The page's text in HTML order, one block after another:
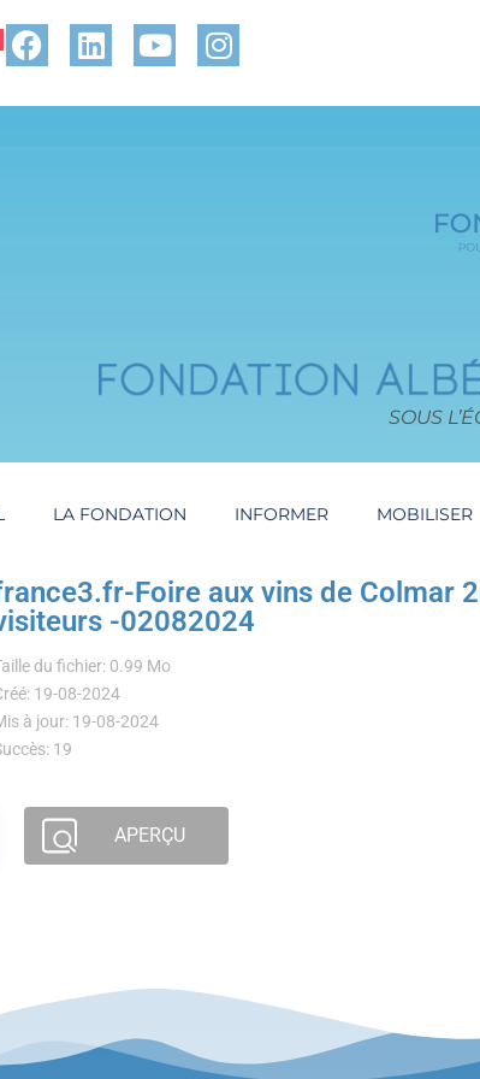
SOUS
LA FONDATION INFORMER MOBILISER
Foire aux vins de Colmar
-02082024
du fichier: 0.99 Mo
19-08-2024
à jour: 19-08-2024
19
APERÇU